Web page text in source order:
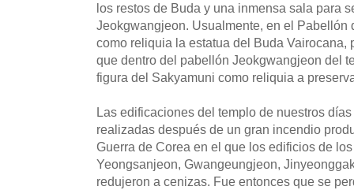
los restos de Buda y una inmensa sala para
Jeokgwangjeon. Usualmente, en el Pabellón
como reliquia la estatua del Buda Vairocana,
que dentro del pabellón Jeokgwangjeon del
figura del Sakyamuni como reliquia a
Las edificaciones del templo de nuestros
realizadas después de un gran incendio
Guerra de Corea en el que los edificios de
Yeongsanjeon, Gwangeungjeon,
redujeron a cenizas. Fue entonces que se